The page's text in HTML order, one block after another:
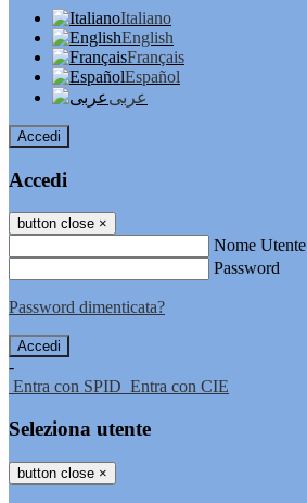
Italiano
English
Français
Español
عربى
Accedi
Accedi
button close ×
Nome Utente
Password
Password dimenticata?
-
Entra con SPID Entra con CIE
Seleziona utente
button close ×